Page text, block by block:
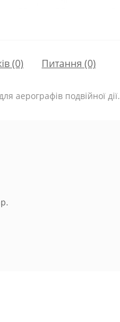
(0) Питання (0)
аерографів подвійної дії.